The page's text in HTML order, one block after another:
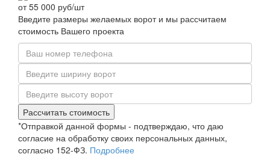
от55 000 руб/шт
Введите размеры желаемых ворот и мы рассчитаем
стоимость Вашего проекта
Рассчитать стоимость
*Отправкой данной формы - подтверждаю, что даю
согласие на обработку своих персональных данных,
согласно 152-ФЗ. Подробнее